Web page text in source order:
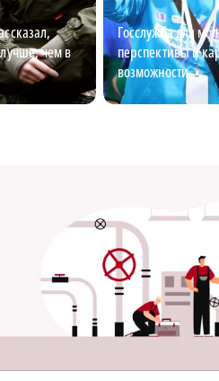
чем в
Госслужба для
перспективы и
возможности